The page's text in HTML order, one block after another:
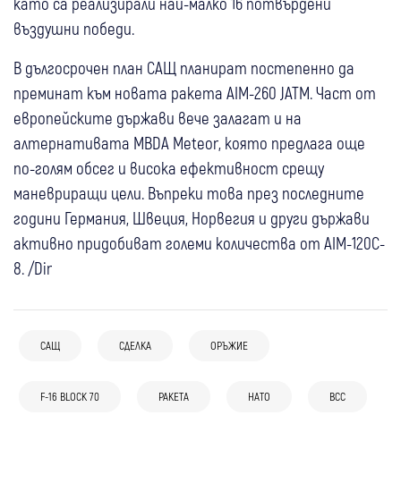
въздушни победи.
В дългосрочен план САЩ планират постепенно да
преминат към новата ракета AIM-260 JATM. Част от
европейските държави вече залагат и на
алтернативата MBDA Meteor, която предлага още
по-голям обсег и висока ефективност срещу
маневриращи цели. Въпреки това през последните
години Германия, Швеция, Норвегия и други държави
активно придобиват големи количества от AIM-120C-
8. /Dir
САЩ СДЕЛКА ОРЪЖИЕ
F-16 BLOCK 70 РАКЕТА НАТО ВСС
Свят
заключителна фаза
Полски изтребители прехванаха руски
море за трети път в рамките на броени
Зеленски след руската атака: “Можехме
Свят 05 авг